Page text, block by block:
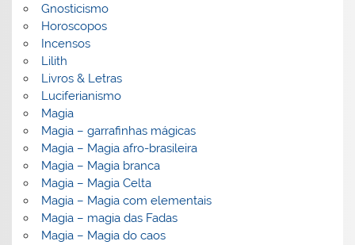
Gnosticismo
Horoscopos
Incensos
Lilith
Livros & Letras
Luciferianismo
Magia
Magia – garrafinhas mágicas
Magia – Magia afro-brasileira
Magia – Magia branca
Magia – Magia Celta
Magia – Magia com elementais
Magia – magia das Fadas
Magia – Magia do caos